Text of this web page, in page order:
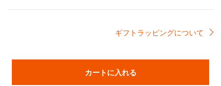
ギフトラッピングについて
カートに入れる